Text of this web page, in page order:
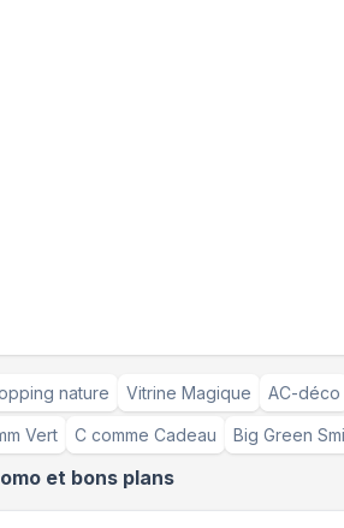
nature Vitrine Magique AC-déco
Vert C comme Cadeau Big Green
et bons plans